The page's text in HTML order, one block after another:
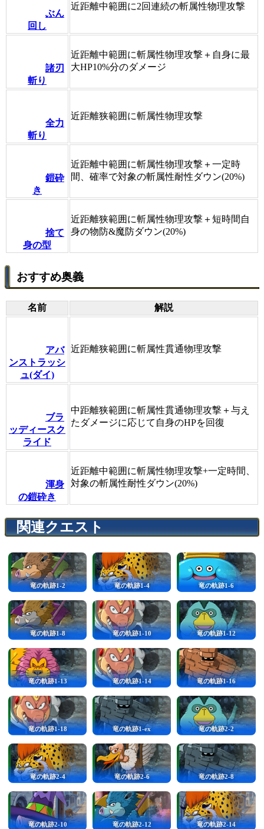
ぶん
回し
近距離中範囲に2回連続の斬属性物理攻撃
諸刃
斬り
近距離中範囲に斬属性物理攻撃＋自身に最
大HP10%分のダメージ
全力
斬り
近距離狭範囲に斬属性物理攻撃
鎧砕
き
近距離中範囲に斬属性物理攻撃＋一定時
間、確率で対象の斬属性耐性ダウン(20%)
捨て
身の型
近距離狭範囲に斬属性物理攻撃＋短時間自
身の物防&魔防ダウン(20%)
おすすめ奥義
名前 解説
アバ
ンストラッシ
ュ(ダイ)
近距離狭範囲に斬属性貫通物理攻撃
ブラ
ッディースク
ライド
中距離狭範囲に斬属性貫通物理攻撃＋与え
たダメージに応じて自身のHPを回復
渾身
の鎧砕き
近距離中範囲に斬属性物理攻撃+一定時間、
対象の斬属性耐性ダウン(20%)
関連クエスト
竜の軌跡1-2 竜の軌跡1-4 竜の軌跡1-6
竜の軌跡1-8 竜の軌跡1-10 竜の軌跡1-12
竜の軌跡1-13 竜の軌跡1-14 竜の軌跡1-16
竜の軌跡1-18 竜の軌跡1-ex 竜の軌跡2-2
竜の軌跡2-4 竜の軌跡2-6 竜の軌跡2-8
竜の軌跡2-10 竜の軌跡2-12 竜の軌跡2-14